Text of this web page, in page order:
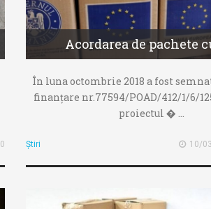
0
Acordarea de pachete
În luna octombrie 2018 a fost
finanțare nr.77594/POAD/412/1/6/
proiectul � ...
Știri 10/